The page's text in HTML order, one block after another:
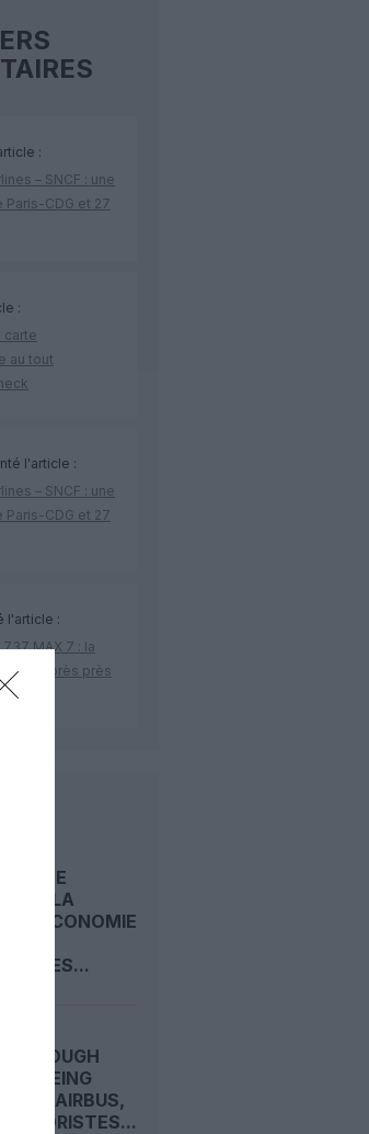
:
– SNCF : une
CDG et 27
:
carte
au tout
l'article :
– SNCF : une
CDG et 27
l'article :
MAX 7 : la
vert après près
DE
: LA
ECONOMIE
: BOEING
AIRBUS,
MOTORISTES...